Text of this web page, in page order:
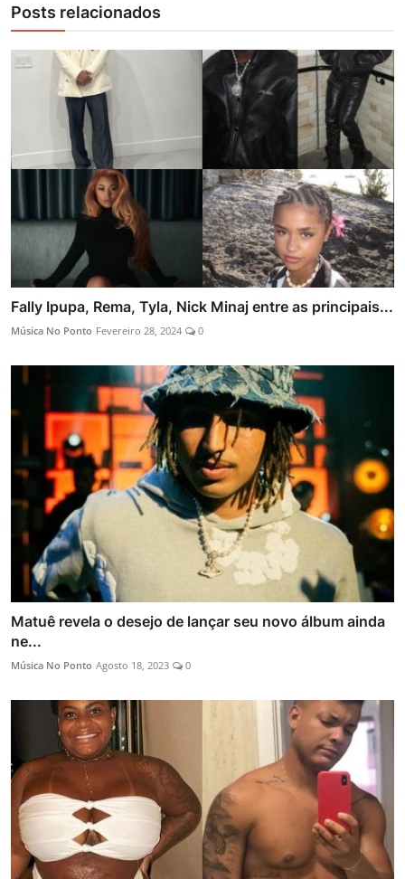
Posts relacionados
Fally Ipupa, Rema, Tyla, Nick Minaj entre as principais...
Música No Ponto Fevereiro 28, 2024 0
Matuê revela o desejo de lançar seu novo álbum ainda
ne...
Música No Ponto Agosto 18, 2023 0